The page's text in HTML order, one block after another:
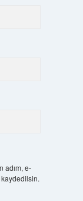
adım, e-
kaydedilsin.